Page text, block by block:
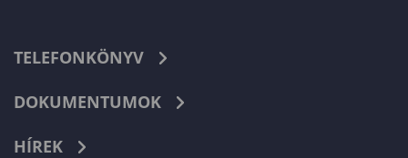
TELEFONKÖNYV
DOKUMENTUMOK
HÍREK